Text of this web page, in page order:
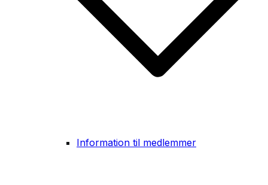
Information til medlemmer